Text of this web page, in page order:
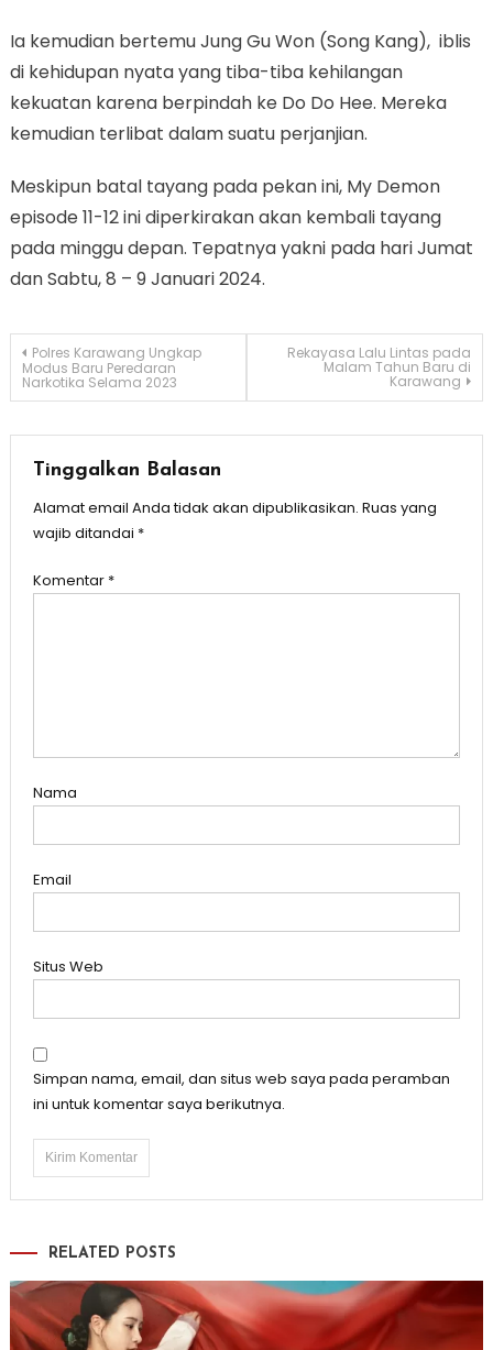
Ia kemudian bertemu Jung Gu Won (Song Kang), iblis
di kehidupan nyata yang tiba-tiba kehilangan
kekuatan karena berpindah ke Do Do Hee. Mereka
kemudian terlibat dalam suatu perjanjian.
Meskipun batal tayang pada pekan ini, My Demon
episode 11-12 ini diperkirakan akan kembali tayang
pada minggu depan. Tepatnya yakni pada hari Jumat
dan Sabtu, 8 – 9 Januari 2024.
Navigasi
pos
Polres Karawang Ungkap
Modus Baru Peredaran
Narkotika Selama 2023
Rekayasa Lalu Lintas pada
Malam Tahun Baru di
Karawang
Tinggalkan Balasan
Alamat email Anda tidak akan dipublikasikan. Ruas yang
wajib ditandai *
Komentar *
Nama
Email
Situs Web
Simpan nama, email, dan situs web saya pada peramban
ini untuk komentar saya berikutnya.
RELATED POSTS